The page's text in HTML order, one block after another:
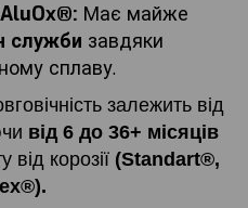
AluOx®: Має майже
служби завдяки
сплаву.
залежить від
від 6 до 36+ місяців
від корозії (Standart®,